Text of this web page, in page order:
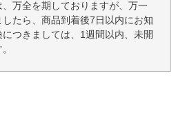
万全を期しておりますが、万一
たら、商品到着後7日以内にお知
つきましては、1週間以内、未開